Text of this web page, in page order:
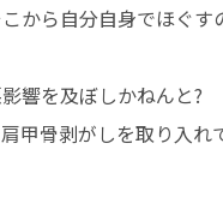
から自分自身でほぐす
響を及ぼしかねんと?
甲骨剥がしを取り入れ